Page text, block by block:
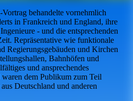
behandelte vornehmlich
in Frankreich und England, ihre
- und die entsprechenden
Repräsentative wie funktionale
Regierungsgebäuden und Kirchen
Bahnhöfen und
und ansprechendes
dem Publikum zum Teil
Deutschland und anderen